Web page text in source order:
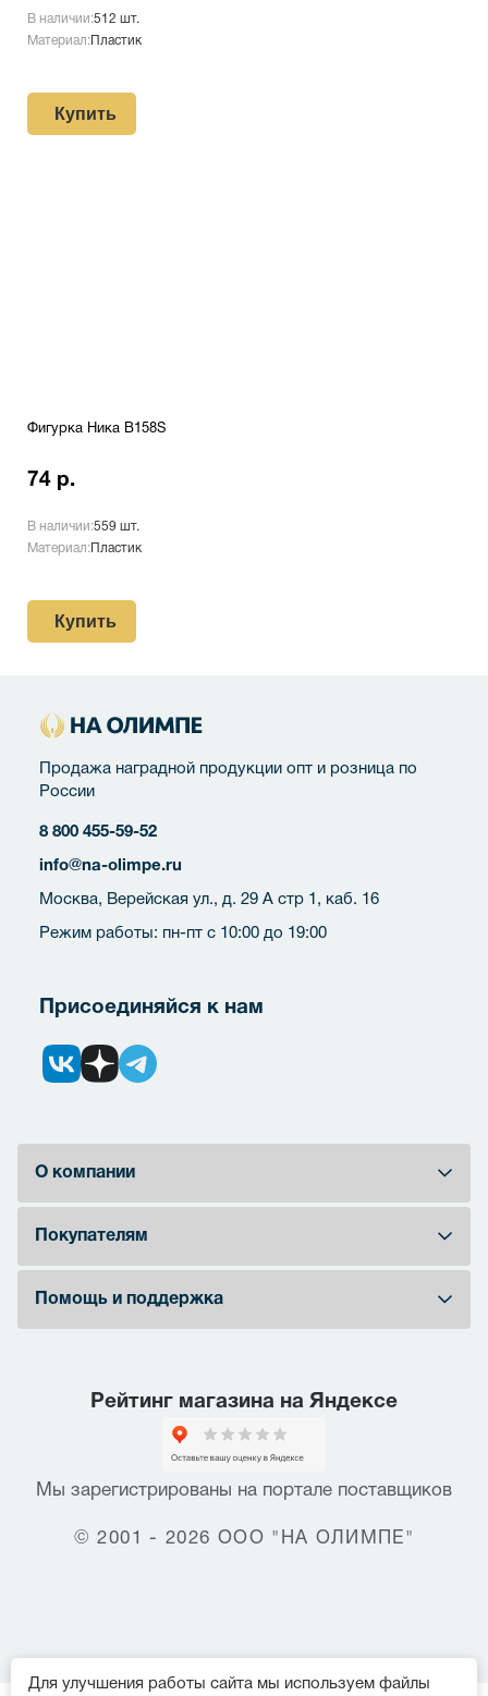
В наличии:512 шт.
Материал: Пластик
Купить
Фигурка Ника B158S
74 р.
В наличии:559 шт.
Материал: Пластик
Купить
Продажа наградной продукции опт и розница по
России
8 800 455-59-52
info@na-olimpe.ru
Москва, Верейская ул., д. 29 А стр 1, каб. 16
Режим работы: пн-пт с 10:00 до 19:00
Присоединяйся к нам
О компании
Покупателям
Помощь и поддержка
Рейтинг магазина на Яндексе
Мы зарегистрированы на портале поставщиков
© 2001 - 2026 ООО "НА ОЛИМПЕ"
Для улучшения работы сайта мы используем файлы